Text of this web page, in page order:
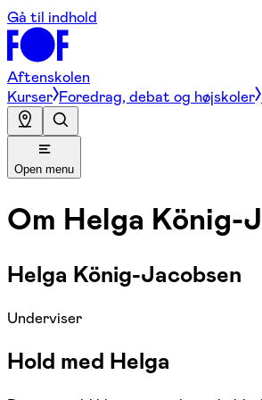
Gå til indhold
Aftenskolen
Kurser Foredrag, debat og højskoler
Open menu
Om Helga König-
Helga König-Jacobsen
Underviser
Hold med Helga